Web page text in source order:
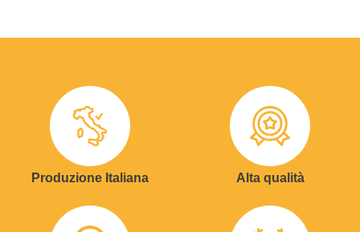
Produzione Italiana Alta qualità